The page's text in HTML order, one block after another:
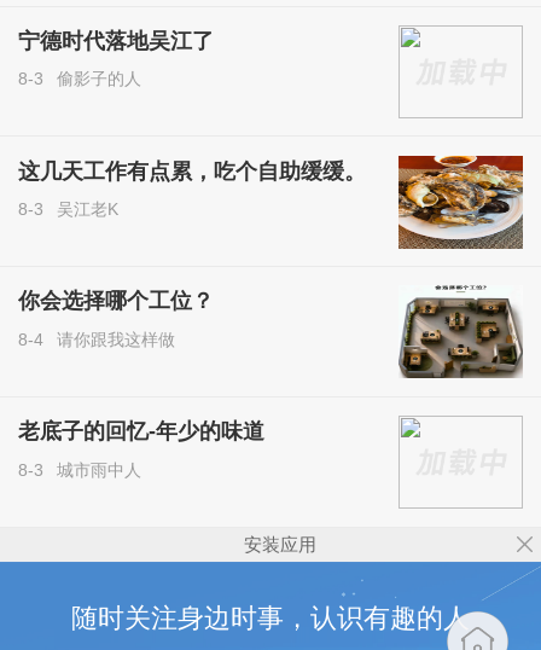
宁德时代落地吴江了
8-3 偷影子的人
这几天工作有点累，吃个自助缓缓。
8-3 吴江老K
你会选择哪个工位？
8-4 请你跟我这样做
老底子的回忆-年少的味道
8-3 城市雨中人
安装应用
随时关注身边时事，认识有趣的人